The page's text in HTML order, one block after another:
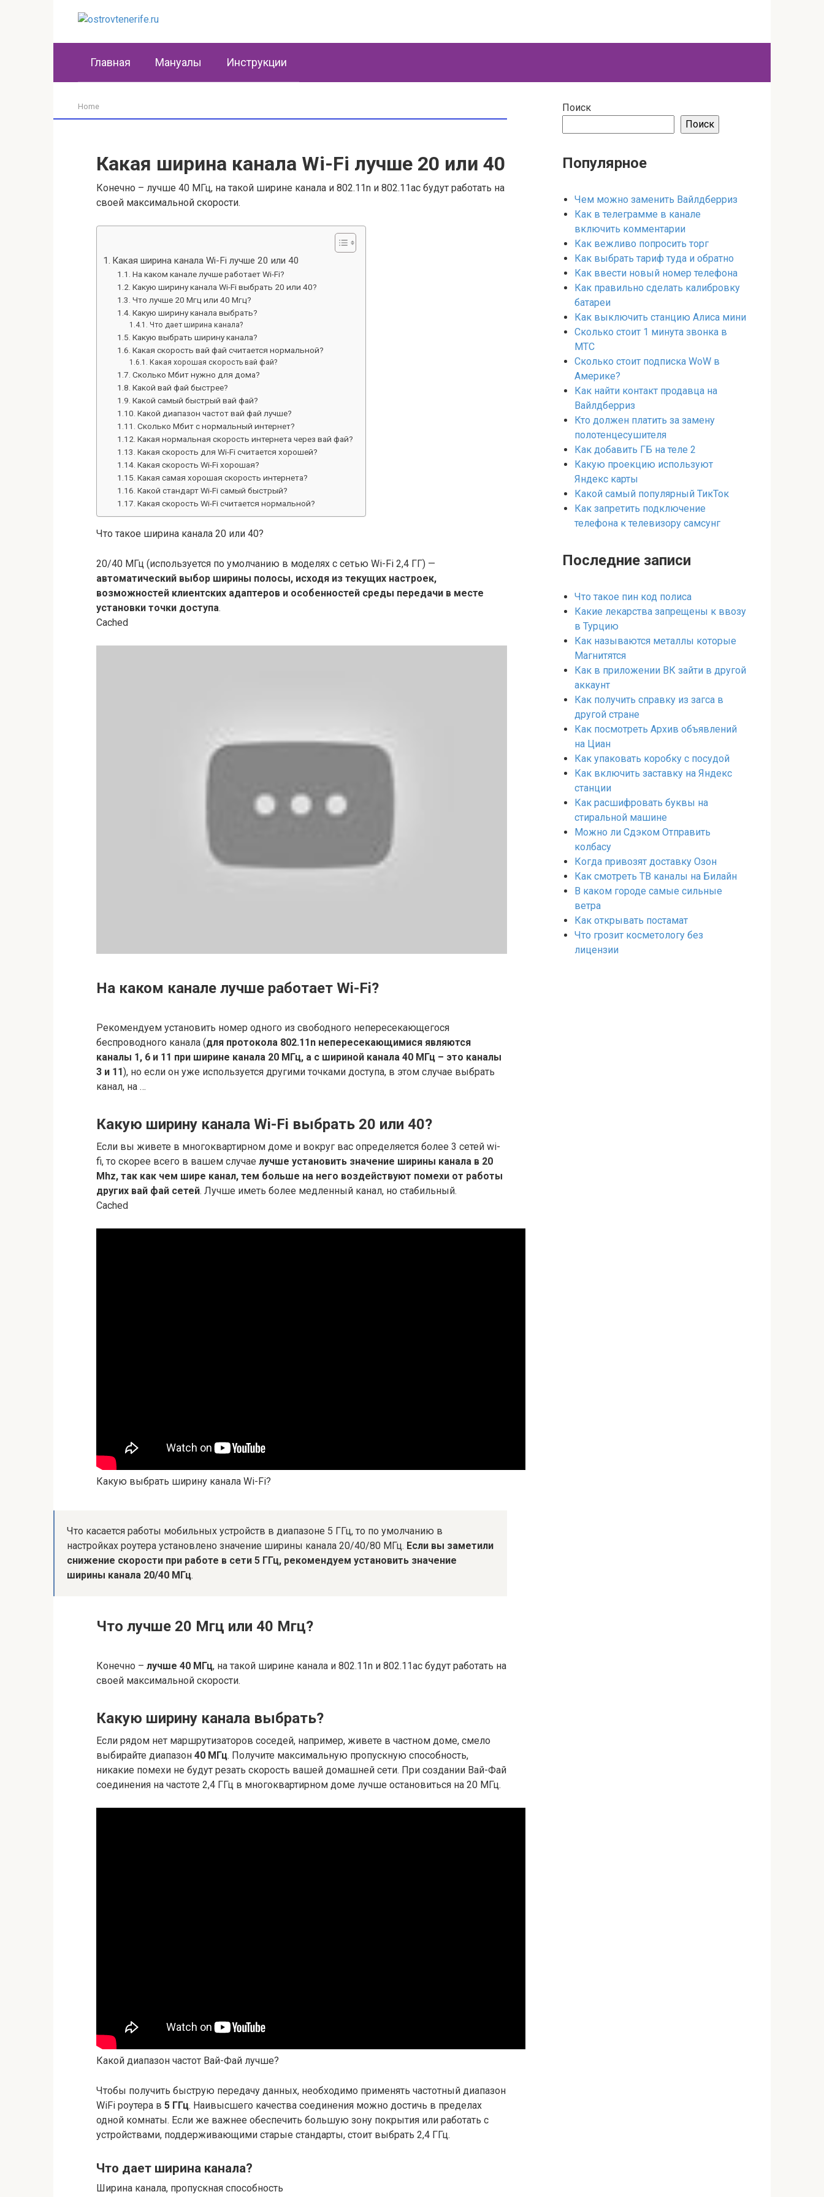
Главная Мануалы Инструкции
Home
Какая ширина канала Wi-Fi лучше 20 или 40
Конечно – лучше 40 МГц, на такой ширине канала и 802.11n и 802.11ac будут работать на
своей максимальной скорости.
Какая ширина канала Wi-Fi лучше 20 или 40
На каком канале лучше работает Wi-Fi?
Какую ширину канала Wi-Fi выбрать 20 или 40?
Что лучше 20 Мгц или 40 Мгц?
Какую ширину канала выбрать?
Что дает ширина канала?
Какую выбрать ширину канала?
Какая скорость вай фай считается нормальной?
Какая хорошая скорость вай фай?
Сколько Мбит нужно для дома?
Какой вай фай быстрее?
Какой самый быстрый вай фай?
Какой диапазон частот вай фай лучше?
Сколько Мбит с нормальный интернет?
Какая нормальная скорость интернета через вай фай?
Какая скорость для Wi-Fi считается хорошей?
Какая скорость Wi-Fi хорошая?
Какая самая хорошая скорость интернета?
Какой стандарт Wi-Fi самый быстрый?
Какая скорость Wi-Fi считается нормальной?
Что такое ширина канала 20 или 40?
20/40 МГц (используется по умолчанию в моделях с сетью Wi-Fi 2,4 ГГ) —
автоматический выбор ширины полосы, исходя из текущих настроек,
возможностей клиентских адаптеров и особенностей среды передачи в месте
установки точки доступа.
Cached
На каком канале лучше работает Wi-Fi?
Рекомендуем установить номер одного из свободного непересекающегося
беспроводного канала (для протокола 802.11n непересекающимися являются
каналы 1, 6 и 11 при ширине канала 20 МГц, а с шириной канала 40 МГц – это каналы
3 и 11), но если он уже используется другими точками доступа, в этом случае выбрать
канал, на …
Какую ширину канала Wi-Fi выбрать 20 или 40?
Если вы живете в многоквартирном доме и вокруг вас определяется более 3 сетей wi-
fi, то скорее всего в вашем случае лучше установить значение ширины канала в 20
Mhz, так как чем шире канал, тем больше на него воздействуют помехи от работы
других вай фай сетей. Лучше иметь более медленный канал, но стабильный.
Cached
Какую выбрать ширину канала Wi-Fi?
Что касается работы мобильных устройств в диапазоне 5 ГГц, то по умолчанию в
настройках роутера установлено значение ширины канала 20/40/80 МГц. Если вы заметили
снижение скорости при работе в сети 5 ГГц, рекомендуем установить значение
ширины канала 20/40 МГц.
Что лучше 20 Мгц или 40 Мгц?
Конечно – лучше 40 МГц, на такой ширине канала и 802.11n и 802.11ac будут работать на
своей максимальной скорости.
Какую ширину канала выбрать?
Если рядом нет маршрутизаторов соседей, например, живете в частном доме, смело
выбирайте диапазон 40 МГц. Получите максимальную пропускную способность,
никакие помехи не будут резать скорость вашей домашней сети. При создании Вай-Фай
соединения на частоте 2,4 ГГц в многоквартирном доме лучше остановиться на 20 МГц.
Какой диапазон частот Вай-Фай лучше?
Чтобы получить быструю передачу данных, необходимо применять частотный диапазон
WiFi роутера в 5 ГГц. Наивысшего качества соединения можно достичь в пределах
одной комнаты. Если же важнее обеспечить большую зону покрытия или работать с
устройствами, поддерживающими старые стандарты, стоит выбрать 2,4 ГГц.
Что дает ширина канала?
Ширина канала, пропускная способность
Поиск
Поиск
Популярное
Чем можно заменить Вайлдберриз
Как в телеграмме в канале
включить комментарии
Как вежливо попросить торг
Как выбрать тариф туда и обратно
Как ввести новый номер телефона
Как правильно сделать калибровку
батареи
Как выключить станцию Алиса мини
Сколько стоит 1 минута звонка в
МТС
Сколько стоит подписка WoW в
Америке?
Как найти контакт продавца на
Вайлдберриз
Кто должен платить за замену
полотенцесушителя
Как добавить ГБ на теле 2
Какую проекцию используют
Яндекс карты
Какой самый популярный ТикТок
Как запретить подключение
телефона к телевизору самсунг
Последние записи
Что такое пин код полиса
Какие лекарства запрещены к ввозу
в Турцию
Как называются металлы которые
Магнитятся
Как в приложении ВК зайти в другой
аккаунт
Как получить справку из загса в
другой стране
Как посмотреть Архив объявлений
на Циан
Как упаковать коробку с посудой
Как включить заставку на Яндекс
станции
Как расшифровать буквы на
стиральной машине
Можно ли Сдэком Отправить
колбасу
Когда привозят доставку Озон
Как смотреть ТВ каналы на Билайн
В каком городе самые сильные
ветра
Как открывать постамат
Что грозит косметологу без
лицензии